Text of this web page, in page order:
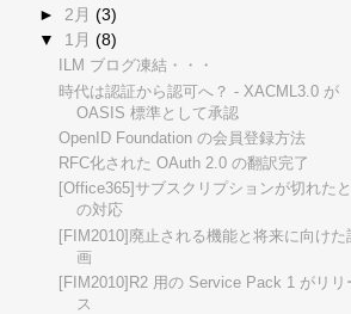
► 2月(3)
▼ 1月(8)
ILM ブログ凍結・・・
時代は認証から認可へ？ - XACML3.0 が
OASIS 標準として承認
OpenID Foundation の会員登録方法
RFC化された OAuth 2.0 の翻訳完了
[Office365]サブスクリプションが切れた
の対応
[FIM2010]廃止される機能と将来に向けた
画
[FIM2010]R2 用の Service Pack 1 がリリ
ス